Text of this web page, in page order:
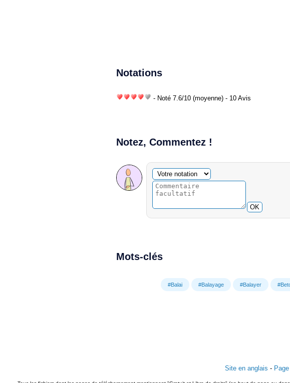
Notations
- Noté 7.6/10 (moyenne) - 10 Avis
Notez, Commentez !
Commentaire facultatif
Votre notation
OK
Mots-clés
#Balai #Balayage #Balayer
Site en anglais -